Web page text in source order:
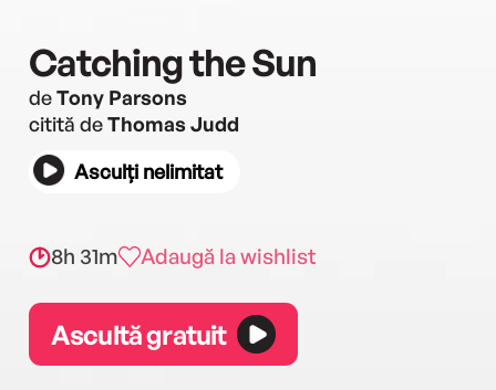
Catching the Sun
deTony Parsons
citită deThomas Judd
Asculți nelimitat
8h 31m Adaugă la wishlist
Ascultă gratuit